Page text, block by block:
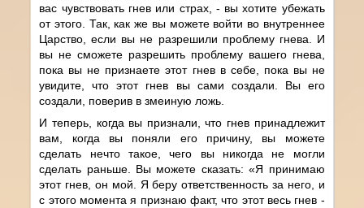
вас чувствовать гнев или страх, - вы хотите убежать
от этого. Так, как же вы можете войти во внутреннее
Царство, если вы не разрешили проблему гнева. И
вы не сможете разрешить проблему вашего гнева,
пока вы не признаете этот гнев в себе, пока вы не
увидите, что этот гнев вы сами создали. Вы его
создали, поверив в змеиную ложь.
И теперь, когда вы признали, что гнев принадлежит
вам, когда вы поняли его причину, вы можете
сделать нечто такое, чего вы никогда не могли
сделать раньше. Вы можете сказать: «Я принимаю
этот гнев, он мой. Я беру ответственность за него, и
с этого момента я признаю факт, что этот весь гнев -